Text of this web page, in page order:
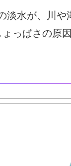
淡水が、川
っぱさの原